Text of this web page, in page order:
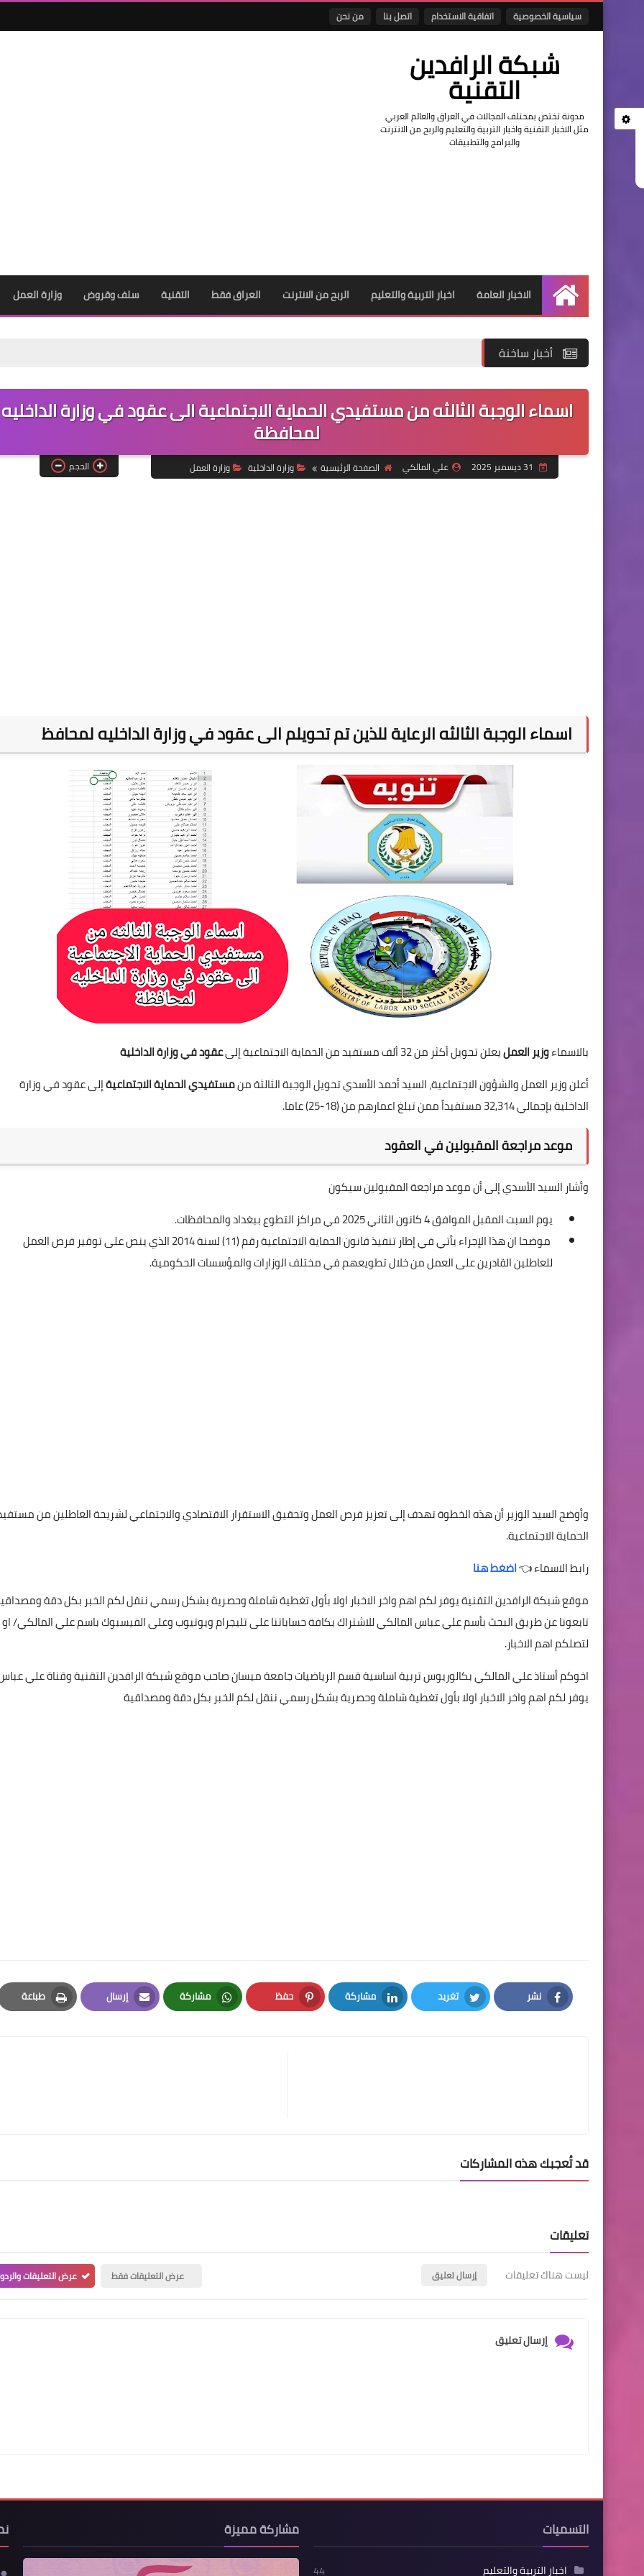
سياسية الخصوصية اتفاقية الاستخدام اتصل بنا من نحن
شبكة الرافدين
التقنية
مدونة تختص بمختلف المجالات في العراق والعالم العربي
مثل الاخبار التقنية واخبار التربية والتعليم والربح من الانترنت
والبرامج والتطبيقات
الرئيسية
الاخبار العامة اخبار التربية والتعليم الربح من الانترنت العراق فقط التقنية سلف وقروض وزارة العمل
أخبار ساخنة
اسماء الوجبة الثالثه من مستفيدي الحماية الاجتماعية الى عقود في وزارة الداخليه
لمحافظة
علي المالكي الصفحة الرئيسية وزارة الداخلية وزارة العمل الحجم
اسماء الوجبة الثالثه الرعاية للذين تم تحويلم الى عقود في وزارة الداخليه لمحافظ
بالاسماءوزير العمليعلن تحويل أكثر من 32 ألف مستفيد من الحماية الاجتماعية إلى
عقود في وزارة الداخلية
أعلن وزير العمل والشؤون الاجتماعية، السيد أحمد الأسدي تحويل الوجبة الثالثة منمستفيدي الحماية الاجتماعيةإلى عقود في وزارة
الداخلية بإجمالي 32,314 مستفيداً ممن تبلغ اعمارهم من (18-25) عاما.
موعد مراجعة المقبولين في العقود
وأشار السيد الأسدي إلى أن موعد مراجعة المقبولين سيكون
يوم السبت المقبل الموافق 4 كانون الثاني 2025 في مراكز التطوع ببغداد والمحافظات.
موضحا ان هذا الإجراء يأتي في إطار تنفيذ قانون الحماية الاجتماعية رقم (11) لسنة 2014 الذي ينص على توفير فرص العمل
للعاطلين القادرين على العمل من خلال تطويعهم في مختلف الوزارات والمؤسسات الحكومية.
وأوضح السيد الوزير أن هذه الخطوة تهدف إلى تعزيز فرص العمل وتحقيق الاستقرار الاقتصادي والاجتماعي لشريحة العاطلين من
الحماية الاجتماعية.
رابط الاسماء 👈اضغط هنا
موقع شبكة الرافدين التقنية يوفر لكم اهم واخر الاخبار اولا بأول تغطية شاملة وحصرية بشكل رسمي ننقل لكم الخبر بكل دقة
تابعونا عن طريق البحث بأسم علي عباس المالكي للاشتراك بكافة حساباتنا على تليجرام ويوتيوب وعلى الفيسبوك باسم علي المالكي/ او
لتصلكم اهم الاخبار.
اخوكم أستاذ علي المالكي بكالوريوس تربية اساسية قسم الرياضيات جامعة ميسان صاحب موقع شبكة الرافدين التقنية وقناة علي
يوفر لكم اهم واخر الاخبار اولا بأول تغطية شاملة وحصرية بشكل رسمي ننقل لكم الخبر بكل دقة ومصداقية
نشر
Facebook
تغريد
Twitter
مشاركة
LinkedIn
حفظ
Pinterest
مشاركة
Whatsapp
إرسال
Email
طباعة
Print
قد تُعجبك هذه المشاركات
تعليقات
ليست هناك تعليقات إرسال تعليق عرض التعليقات فقط عرض التعليقات
إرسال تعليق
التسميات
اخبار التربية والتعليم 44
مشاركة مميزة